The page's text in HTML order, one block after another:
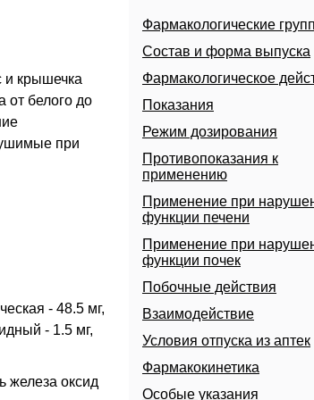
и крышечка
от белого до
при
- 48.5 мг,
- 1.5 мг,
железа оксид
Фармакологические
Состав и форма выпуска
Фармакологическое
Показания
Режим дозирования
Противопоказания к
применению
Применение при
функции печени
Применение при
функции почек
Побочные действия
Взаимодействие
Условия отпуска из аптек
Фармакокинетика
Особые указания